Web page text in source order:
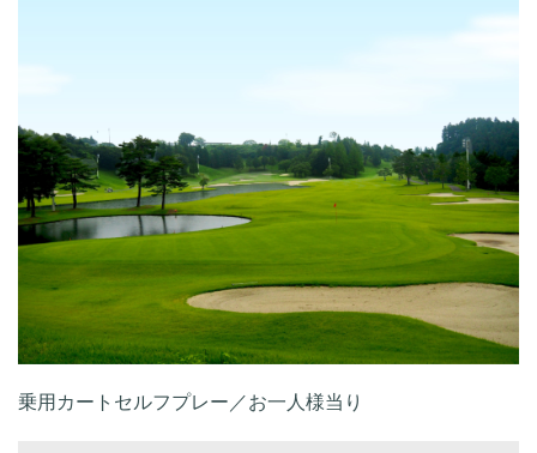
乗用カートセルフプレー／お一人様当り